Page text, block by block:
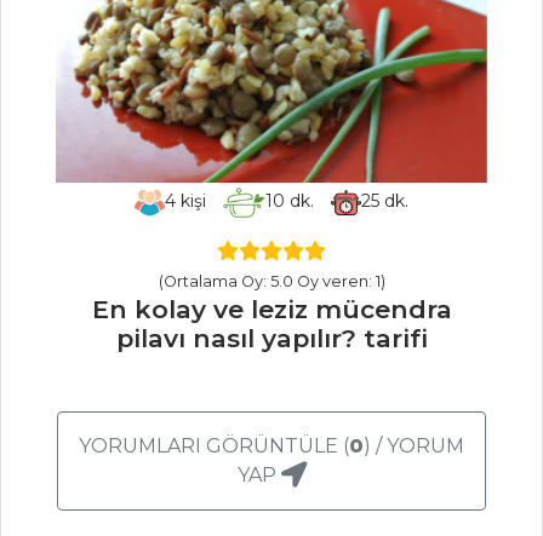
BÖREK
Hamur İşleri Tüm
Tarifleri
ET YEMEKLERI
Fındıklı ve Soslu
Fesleğen Ve
Sarımsak Soslu
Deniz Tarağı
Tarifleri
4 kişi 10 dk. 25dk.
(Ortalama Oy: 5.0 Oy veren: 1)
En kolay ve leziz mücendra
pilavı nasıl yapılır? tarifi
YORUMLARI GÖRÜNTÜLE (0) / YORUM
YAP